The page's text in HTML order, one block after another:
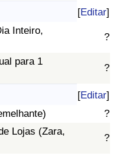
[Editar]
Inteiro,
?
para 1
?
[Editar]
?
Lojas (Zara,
?